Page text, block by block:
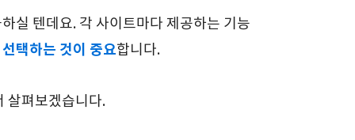
실 텐데요. 각 사이트마다 제공하는 기능
택하는 것이 중요합니다.
살펴보겠습니다.